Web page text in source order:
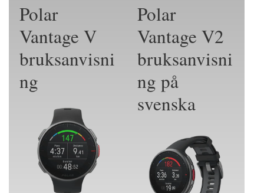
Polar
Vantage V
bruksanvisni
ng
Polar
Vantage V2
bruksanvisni
ng på
svenska